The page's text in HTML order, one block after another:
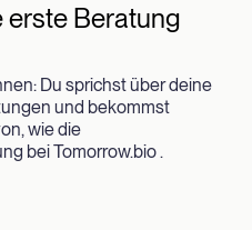
erste Beratung
Du sprichst über deine
und bekommst
wie die
bei Tomorrow.bio .